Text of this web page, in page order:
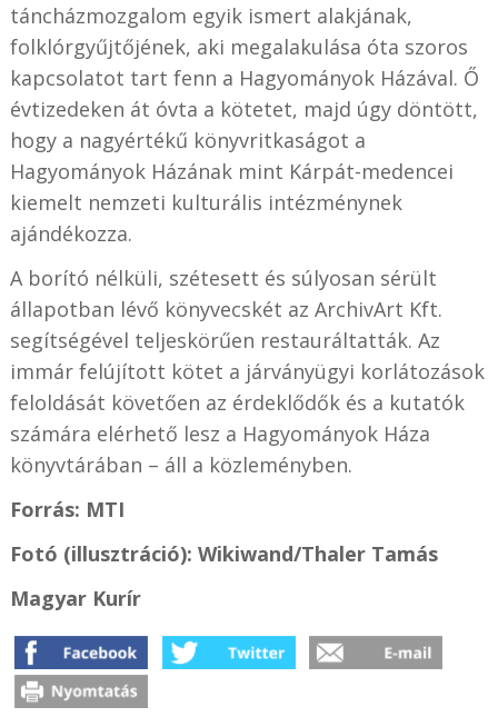
táncházmozgalom egyik ismert alakjának,
folklórgyűjtőjének, aki megalakulása óta szoros
kapcsolatot tart fenn a Hagyományok Házával. Ő
évtizedeken át óvta a kötetet, majd úgy döntött,
hogy a nagyértékű könyvritkaságot a
Hagyományok Házának mint Kárpát-medencei
kiemelt nemzeti kulturális intézménynek
ajándékozza.
A borító nélküli, szétesett és súlyosan sérült
állapotban lévő könyvecskét az ArchivArt Kft.
segítségével teljeskörűen restauráltatták. Az
immár felújított kötet a járványügyi korlátozások
feloldását követően az érdeklődők és a kutatók
számára elérhető lesz a Hagyományok Háza
könyvtárában – áll a közleményben.
Forrás: MTI
Fotó (illusztráció): Wikiwand/Thaler Tamás
Magyar Kurír